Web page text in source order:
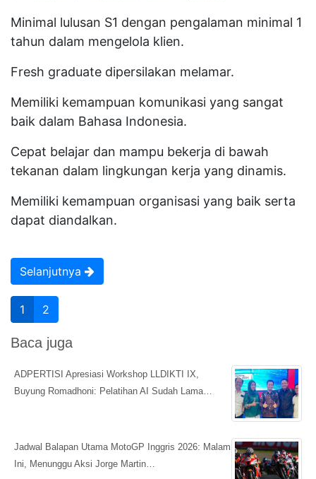
Minimal lulusan S1 dengan pengalaman minimal 1
tahun dalam mengelola klien.
Fresh graduate dipersilakan melamar.
Memiliki kemampuan komunikasi yang sangat
baik dalam Bahasa Indonesia.
Cepat belajar dan mampu bekerja di bawah
tekanan dalam lingkungan kerja yang dinamis.
Memiliki kemampuan organisasi yang baik serta
dapat diandalkan.
Selanjutnya
1 2
Baca juga
ADPERTISI Apresiasi Workshop LLDIKTI IX,
Buyung Romadhoni: Pelatihan AI Sudah Lama…
Jadwal Balapan Utama MotoGP Inggris 2026: Malam
Ini, Menunggu Aksi Jorge Martin…